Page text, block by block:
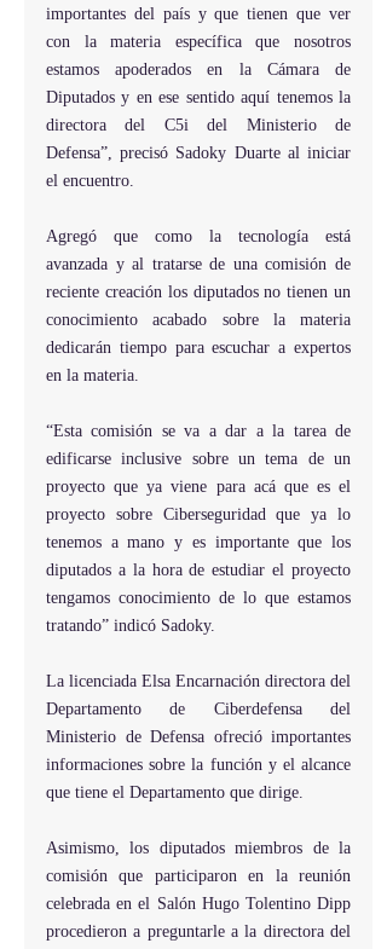
importantes del país y que tienen que ver
con la materia específica que nosotros
estamos apoderados en la Cámara de
Diputados y en ese sentido aquí tenemos la
directora del C5i del Ministerio de
Defensa”, precisó Sadoky Duarte al iniciar
el encuentro.
Agregó que como la tecnología está
avanzada y al tratarse de una comisión de
reciente creación los diputados no tienen un
conocimiento acabado sobre la materia
dedicarán tiempo para escuchar a expertos
en la materia.
“Esta comisión se va a dar a la tarea de
edificarse inclusive sobre un tema de un
proyecto que ya viene para acá que es el
proyecto sobre Ciberseguridad que ya lo
tenemos a mano y es importante que los
diputados a la hora de estudiar el proyecto
tengamos conocimiento de lo que estamos
tratando” indicó Sadoky.
La licenciada Elsa Encarnación directora del
Departamento de Ciberdefensa del
Ministerio de Defensa ofreció importantes
informaciones sobre la función y el alcance
que tiene el Departamento que dirige.
Asimismo, los diputados miembros de la
comisión que participaron en la reunión
celebrada en el Salón Hugo Tolentino Dipp
procedieron a preguntarle a la directora del